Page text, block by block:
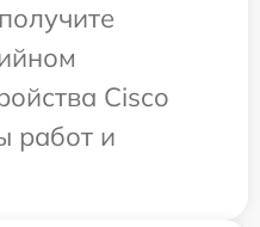
Cisco
работ и